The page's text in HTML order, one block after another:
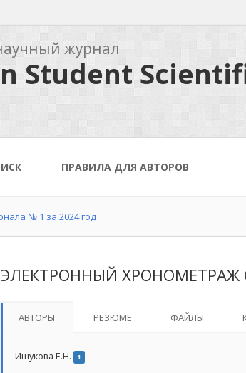
журнал
Student
ПРАВИЛА ДЛЯ АВТОРОВ
№ 1 за 2024 год
ЭЛЕКТРОННЫЙ ХРОНОМЕТРАЖ
АВТОРЫ РЕЗЮМЕ ФАЙЛЫ
Ишукова Е.Н. 1